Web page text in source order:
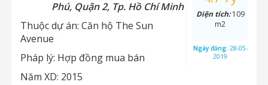
Phú, Quận 2, Tp. Hồ Chí Minh
Thuộc dự án: Căn hộ The Sun
Avenue
Pháp lý: Hợp đồng mua bán
Năm XD: 2015
Diện tích:109
m2
Ngày đăng: 28-05-
2019